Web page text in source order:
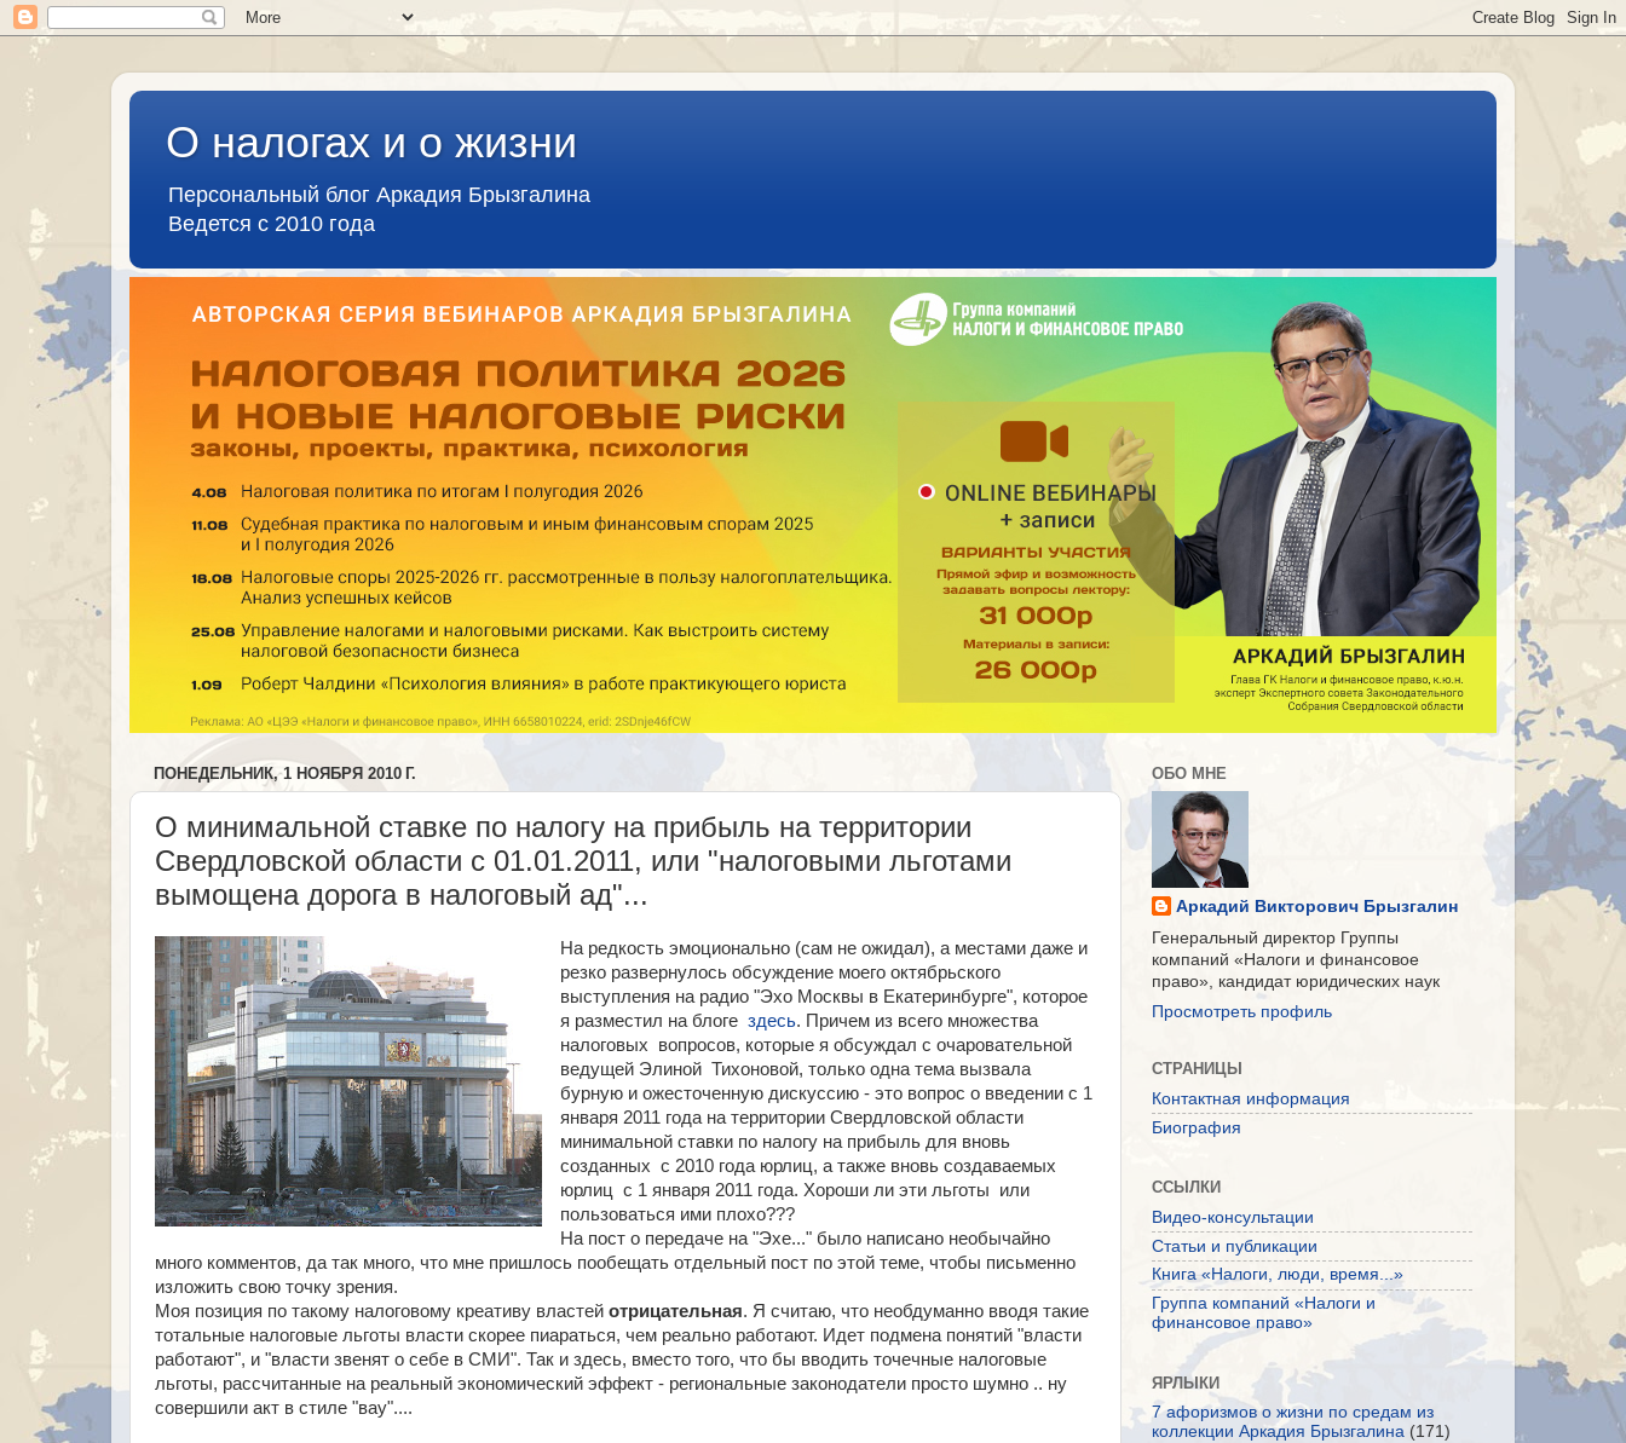
О налогах и о жизни
Персональный блог Аркадия Брызгалина
Ведется с 2010 года
ПОНЕДЕЛЬНИК, 1 НОЯБРЯ 2010 Г.
О минимальной ставке по налогу на прибыль на территории
Свердловской области с 01.01.2011, или "налоговыми льготами
вымощена дорога в налоговый ад"...
На редкость эмоционально (сам не ожидал), а местами даже и
резко развернулось обсуждение моего октябрьского
выступления на радио "Эхо Москвы в Екатеринбурге", которое
я разместил на блоге здесь. Причем из всего множества
налоговых вопросов, которые я обсуждал с очаровательной
ведущей Элиной Тихоновой, только одна тема вызвала
бурную и ожесточенную дискуссию - это вопрос о введении с 1
января 2011 года на территории Свердловской области
минимальной ставки по налогу на прибыль для вновь
созданных с 2010 года юрлиц, а также вновь создаваемых
юрлиц с 1 января 2011 года. Хороши ли эти льготы или
пользоваться ими плохо???
На пост о передаче на "Эхе..." было написано необычайно
много комментов, да так много, что мне пришлось пообещать отдельный пост по этой теме, чтобы письменно
изложить свою точку зрения.
Моя позиция по такому налоговому креативу властей отрицательная. Я считаю, что необдуманно вводя такие
тотальные налоговые льготы власти скорее пиараться, чем реально работают. Идет подмена понятий "власти
работают", и "власти звенят о себе в СМИ". Так и здесь, вместо того, что бы вводить точечные налоговые
льготы, рассчитанные на реальный экономический эффект - региональные законодатели просто шумно .. ну
совершили акт в стиле "вау"....
ОБО МНЕ
Аркадий Викторович Брызгалин
Генеральный директор Группы
компаний «Налоги и финансовое
право», кандидат юридических наук
Просмотреть профиль
СТРАНИЦЫ
Контактная информация
Биография
ССЫЛКИ
Видео-консультации
Статьи и публикации
Книга «Налоги, люди, время...»
Группа компаний «Налоги и
финансовое право»
ЯРЛЫКИ
7 афоризмов о жизни по средам из
коллекции Аркадия Брызгалина (171)